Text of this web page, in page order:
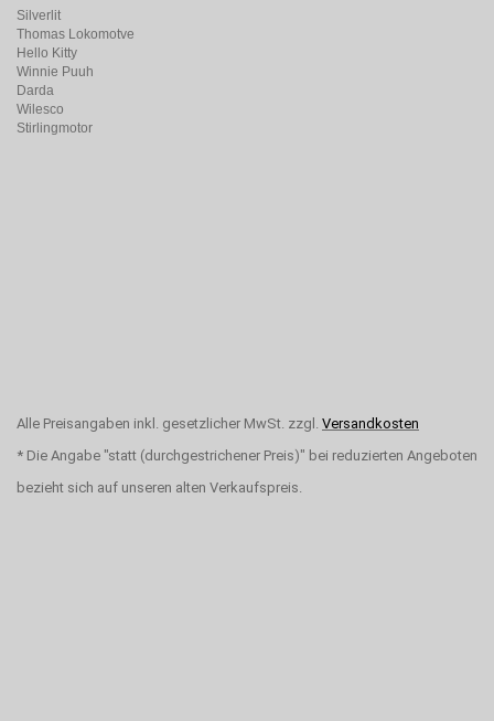
Silverlit
Thomas Lokomotve
Hello Kitty
Winnie Puuh
Darda
Wilesco
Stirlingmotor
Alle Preisangaben inkl. gesetzlicher MwSt. zzgl. Versandkosten
* Die Angabe "statt (durchgestrichener Preis)" bei reduzierten Angeboten
bezieht sich auf unseren alten Verkaufspreis.